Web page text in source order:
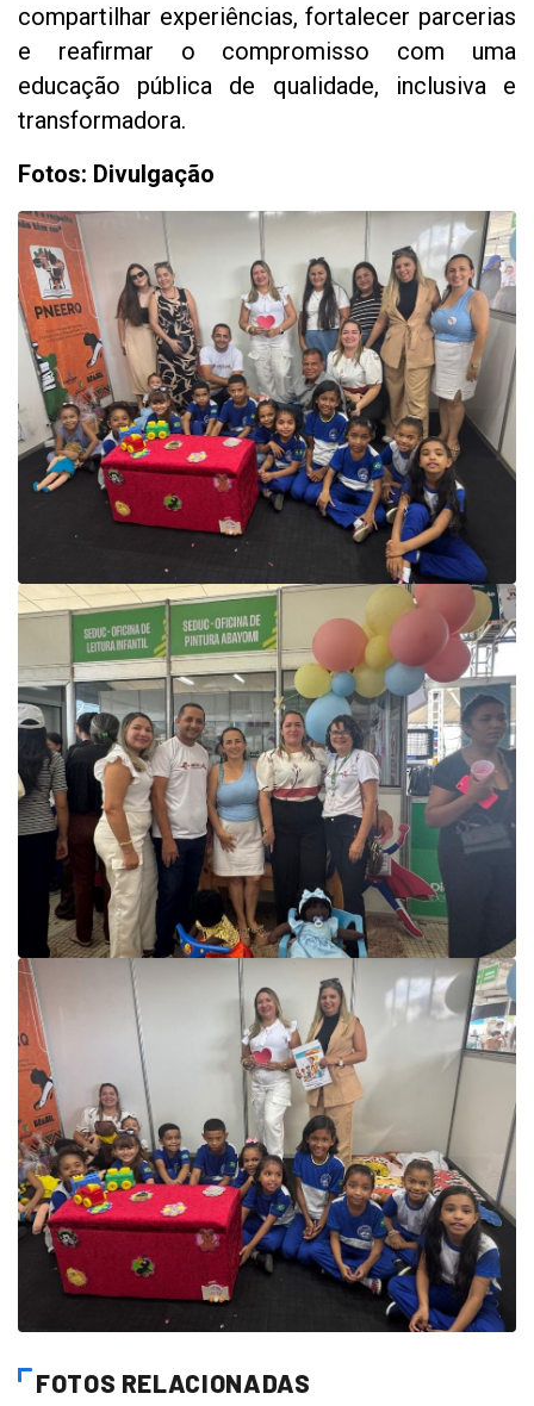
compartilhar experiências, fortalecer parcerias
e reafirmar o compromisso com uma
educação pública de qualidade, inclusiva e
transformadora.
Fotos: Divulgação
FOTOS RELACIONADAS